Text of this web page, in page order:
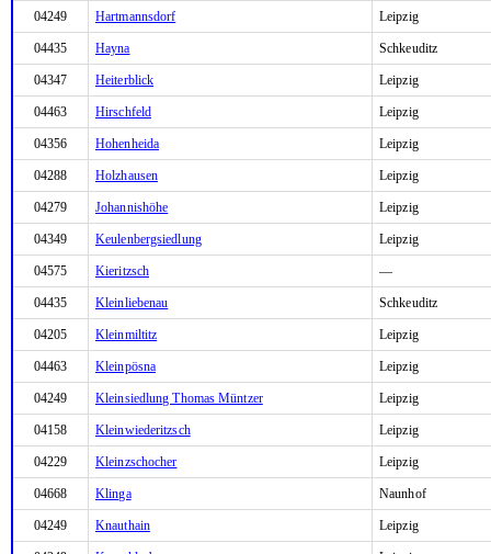
04249 Hartmannsdorf Leipzig
04435 Hayna Schkeuditz
04347 Heiterblick Leipzig
04463 Hirschfeld Leipzig
04356 Hohenheida Leipzig
04288 Holzhausen Leipzig
04279 Johannishöhe Leipzig
04349 Keulenbergsiedlung Leipzig
04575 Kieritzsch —
04435 Kleinliebenau Schkeuditz
04205 Kleinmiltitz Leipzig
04463 Kleinpösna Leipzig
04249 Kleinsiedlung Thomas Müntzer Leipzig
04158 Kleinwiederitzsch Leipzig
04229 Kleinzschocher Leipzig
04668 Klinga Naunhof
04249 Knauthain Leipzig